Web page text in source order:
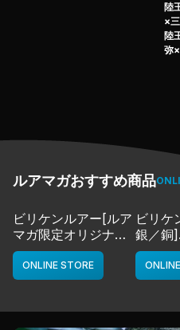
陸
×
陸
弥
ルアマガおすすめ商品
ビリケンルアー[ルア
マガ限定オリジナル
カラー／LMチャー
ト]
deps
ONLINE STORE
ビリケ
銀／銅]
deps